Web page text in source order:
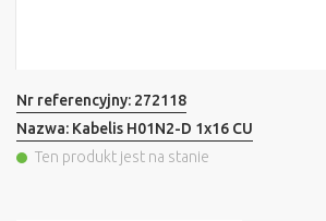
Nr referencyjny: 272118
Nazwa: Kabelis H01N2-D 1x16 CU
Ten produkt jest na stanie